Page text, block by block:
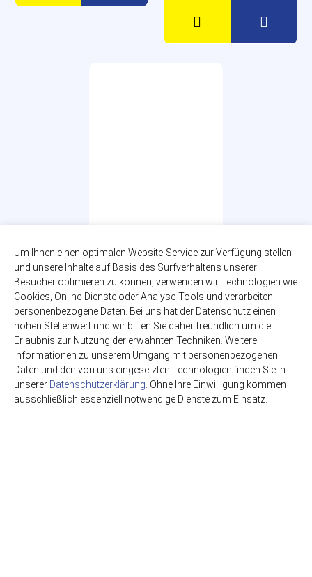
Mischkasten
12 x 0,50l
zzgl. 3,30€ Pfand
Glas-MEHRWEG
11,99€
(2,00€ / Liter)
Um Ihnen einen optimalen Website-Service zur Verfügung stellen
und unsere Inhalte auf Basis des Surfverhaltens unserer
Besucher optimieren zu können, verwenden wir Technologien wie
Cookies, Online-Dienste oder Analyse-Tools und verarbeiten
personenbezogene Daten. Bei uns hat der Datenschutz einen
hohen Stellenwert und wir bitten Sie daher freundlich um die
Erlaubnis zur Nutzung der erwähnten Techniken. Weitere
Informationen zu unserem Umgang mit personenbezogenen
Daten und den von uns eingesetzten Technologien finden Sie in
unserer Datenschutzerklärung . Ohne Ihre Einwilligung kommen
ausschließlich essenziell notwendige Dienste zum Einsatz.